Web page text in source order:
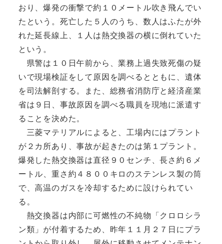
おり、爆発の衝撃で約１０メートル吹き飛んでい
たという。死亡した５人のうち、数人はふたが外
れた延長線上、１人は熱交換器の横に倒れていた
という。
県警は１０日午前から、業務上過失致死傷の疑
いで現場検証をして原因を調べるとともに、遺体
を司法解剖する。また、総務省消防庁と経済産業
省は９日、事故原因を調べる職員を現地に派遣す
ることを決めた。
三菱マテリアルによると、工場内にはプラント
が２カ所あり、事故が起きたのは第１プラント。
爆発した熱交換器は直径９０センチ、長さ約６メ
ートル、重さ約４８００キロのステンレス製の筒
で、高温のガスを冷却するために設けられてい
る。
熱交換器は内部に可燃性の不純物「クロロシラ
ン類」が付着するため、昨年１１月２７日にプラ